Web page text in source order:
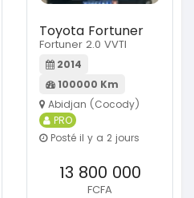
Toyota Fortuner
Fortuner 2.0 VVTI
2014
100000 Km
Abidjan (Cocody)
PRO
Posté il y a 2 jours
13 800 000
FCFA